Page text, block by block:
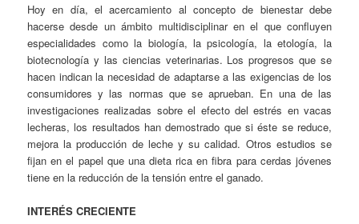
Hoy en día, el acercamiento al concepto de bienestar debe
hacerse desde un ámbito multidisciplinar en el que confluyen
especialidades como la biología, la psicología, la etología, la
biotecnología y las ciencias veterinarias. Los progresos que se
hacen indican la necesidad de adaptarse a las exigencias de los
consumidores y las normas que se aprueban. En una de las
investigaciones realizadas sobre el efecto del estrés en vacas
lecheras, los resultados han demostrado que si éste se reduce,
mejora la producción de leche y su calidad. Otros estudios se
fijan en el papel que una dieta rica en fibra para cerdas jóvenes
tiene en la reducción de la tensión entre el ganado.
INTERÉS CRECIENTE